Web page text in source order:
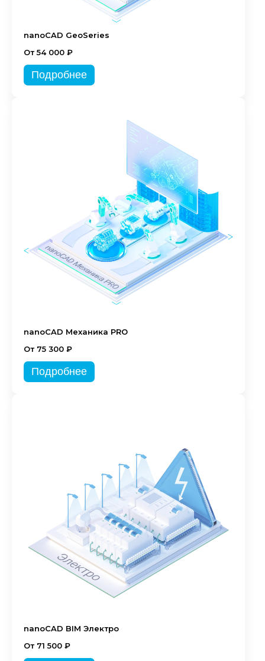
nanoCAD GeoSeries
От 54 000 ₽
Подробнее
nanoCAD Механика PRO
От 75 300 ₽
Подробнее
nanoCAD BIM Электро
От 71 500 ₽